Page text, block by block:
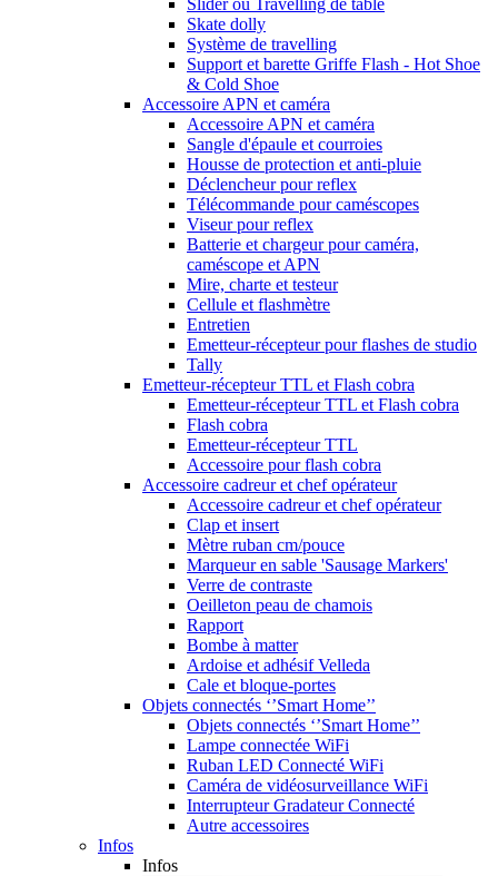
Slider ou Travelling de table
Skate dolly
Système de travelling
Support et barette Griffe Flash - Hot Shoe
& Cold Shoe
Accessoire APN et caméra
Accessoire APN et caméra
Sangle d'épaule et courroies
Housse de protection et anti-pluie
Déclencheur pour reflex
Télécommande pour caméscopes
Viseur pour reflex
Batterie et chargeur pour caméra,
caméscope et APN
Mire, charte et testeur
Cellule et flashmètre
Entretien
Emetteur-récepteur pour flashes de studio
Tally
Emetteur-récepteur TTL et Flash cobra
Emetteur-récepteur TTL et Flash cobra
Flash cobra
Emetteur-récepteur TTL
Accessoire pour flash cobra
Accessoire cadreur et chef opérateur
Accessoire cadreur et chef opérateur
Clap et insert
Mètre ruban cm/pouce
Marqueur en sable 'Sausage Markers'
Verre de contraste
Oeilleton peau de chamois
Rapport
Bombe à matter
Ardoise et adhésif Velleda
Cale et bloque-portes
Objets connectés ‘’Smart Home’’
Objets connectés ‘’Smart Home’’
Lampe connectée WiFi
Ruban LED Connecté WiFi
Caméra de vidéosurveillance WiFi
Interrupteur Gradateur Connecté
Autre accessoires
Infos
Infos